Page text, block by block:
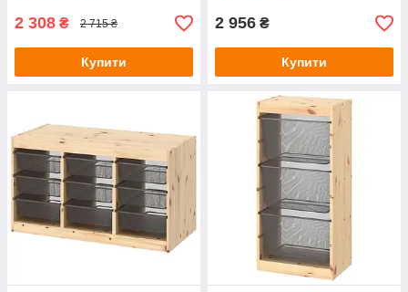
2 308 ₴ 2 715 ₴
Купити
2 956 ₴
Купити